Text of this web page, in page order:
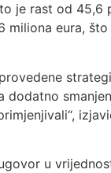
je rast od 45,6
miliona eura,
dodatno
u